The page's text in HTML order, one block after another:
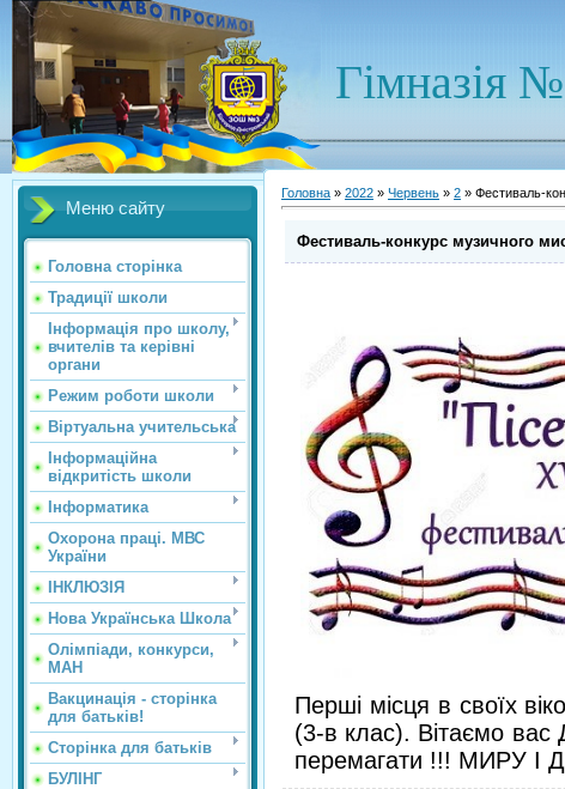
Гімназія
Меню сайту
Головна сторінка
Традиції школи
Інформація про школу,
вчителів та керівні
органи
Режим роботи школи
Віртуальна учительська
Інформаційна
відкритість школи
Інформатика
Охорона праці. МВС
України
ІНКЛЮЗІЯ
Нова Українська Школа
Олімпіади, конкурси,
МАН
Вакцинація - сторінка
для батьків!
Сторінка для батьків
БУЛІНГ
Головна » 2022 » Червень » 2 » Фестиваль-
Фестиваль-конкурс музичного
Перші місця в своїх
(3-в клас). Вітаємо
перемагати !!! МИРУ